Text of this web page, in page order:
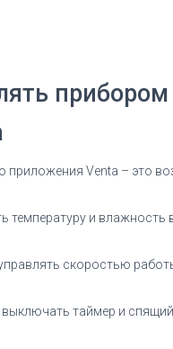
приложения Venta – это
температуру и влажность
скоростью
таймер и